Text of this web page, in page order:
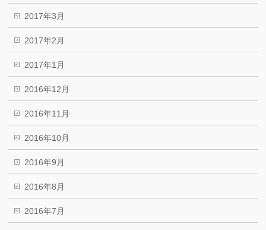
2017年3月
2017年2月
2017年1月
2016年12月
2016年11月
2016年10月
2016年9月
2016年8月
2016年7月